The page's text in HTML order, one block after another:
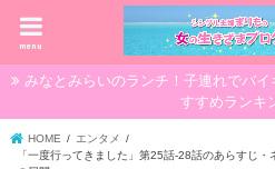
menu
みなとみらいのランチ！子連れでバ
すすめランキ
HOME
エンタメ
「一度行ってきました」第25話-28話のあらすじ